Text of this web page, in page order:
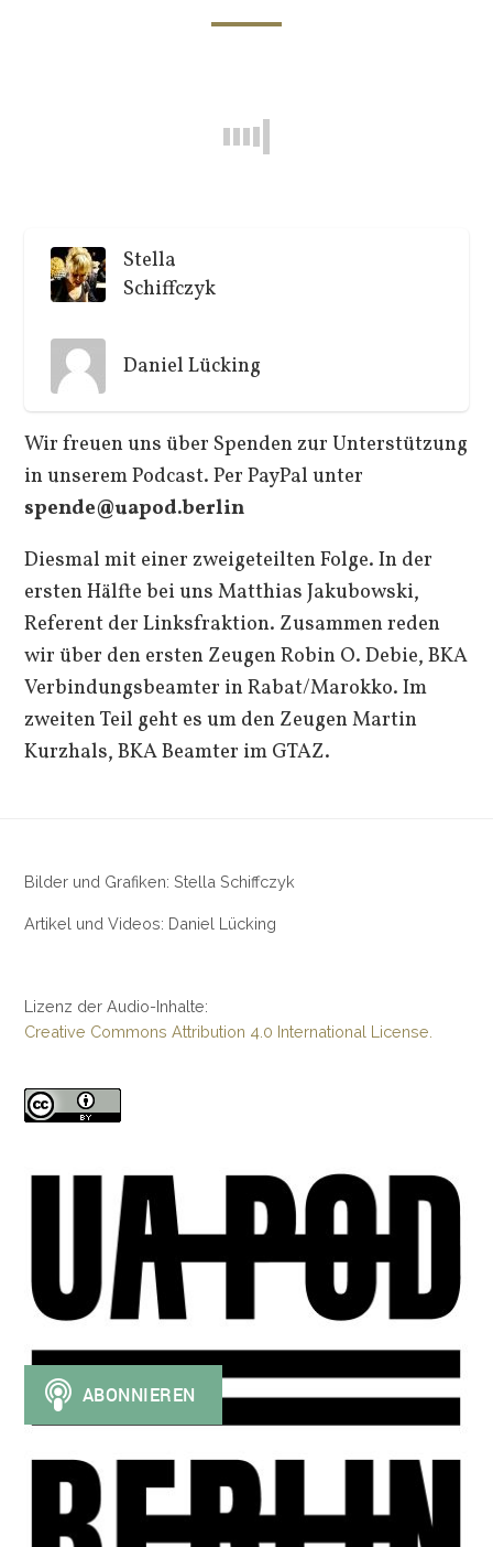
Stella
Schiffczyk
Daniel Lücking
Wir freuen uns über Spenden zur Unterstützung
in unserem Podcast. Per PayPal unter
spende@uapod.berlin
Diesmal mit einer zweigeteilten Folge. In der
ersten Hälfte bei uns Matthias Jakubowski,
Referent der Linksfraktion. Zusammen reden
wir über den ersten Zeugen Robin O. Debie, BKA
Verbindungsbeamter in Rabat/Marokko. Im
zweiten Teil geht es um den Zeugen Martin
Kurzhals, BKA Beamter im GTAZ.
Bilder und Grafiken: Stella Schiffczyk
Artikel und Videos: Daniel Lücking
Lizenz der Audio-Inhalte:
Creative Commons Attribution 4.0 International License.